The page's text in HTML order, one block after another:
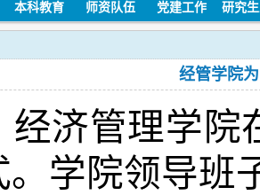
本科教育 师资队伍 党建工作 研究
经管学院
经济管理学院
。学院领导班